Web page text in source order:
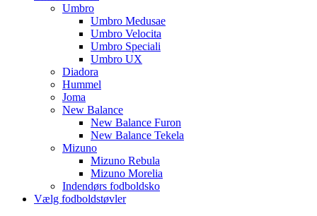
Umbro
Umbro Medusae
Umbro Velocita
Umbro Speciali
Umbro UX
Diadora
Hummel
Joma
New Balance
New Balance Furon
New Balance Tekela
Mizuno
Mizuno Rebula
Mizuno Morelia
Indendørs fodboldsko
Vælg fodboldstøvler